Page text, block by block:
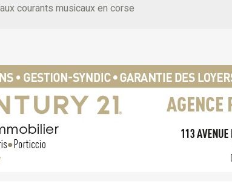
courants musicaux en corse